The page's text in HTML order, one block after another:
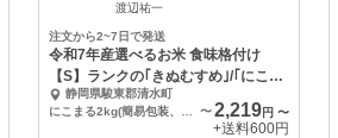
渡辺祐一
注文から2~7日で発送
令和7年産選べるお米 食味格付け
【S】ランクの｢きぬむすめ｣/｢にこま
る｣静岡県駿東郡清水町
〜 2,219円〜
+送料600円